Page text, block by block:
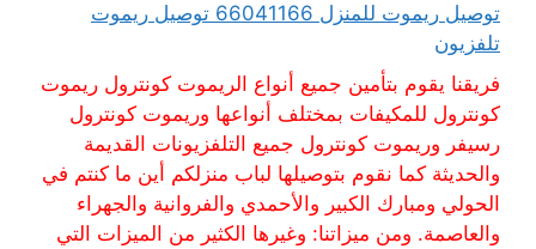
توصيل ريموت للمنزل 66041166 توصيل ريموت
تلفزيون
فريقنا يقوم بتأمين جميع أنواع الريموت كونترول ريموت
كونترول للمكيفات بمختلف أنواعها وريموت كونترول
رسيفر وريموت كونترول جميع التلفزيونات القديمة
والحديثة كما نقوم بتوصيلها لباب منزلكم أين ما كنتم في
الحولي ومبارك الكبير والأحمدي والفروانية والجهراء
والعاصمة. ومن ميزاتنا: وغيرها الكثير من الميزات التي